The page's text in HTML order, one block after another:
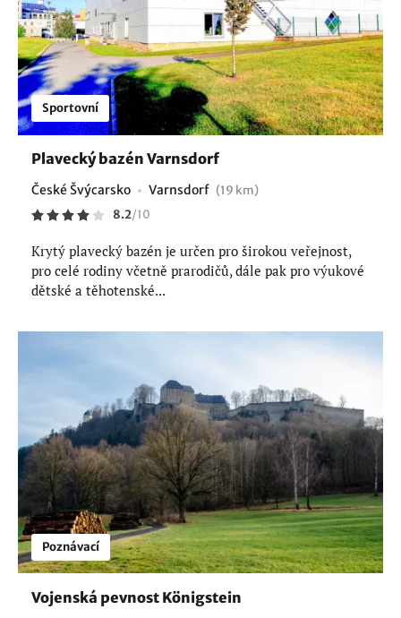
Sportovní
Plavecký bazén Varnsdorf
České Švýcarsko Varnsdorf (19 km)
8.2/10
Krytý plavecký bazén je určen pro širokou veřejnost,
pro celé rodiny včetně prarodičů, dále pak pro výukové
dětské a těhotenské...
Poznávací
Vojenská pevnost Königstein